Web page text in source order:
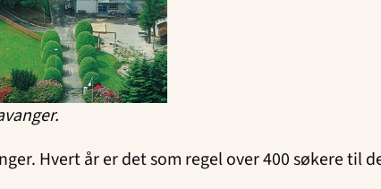
Hvert år er det som regel over 400 søkere til